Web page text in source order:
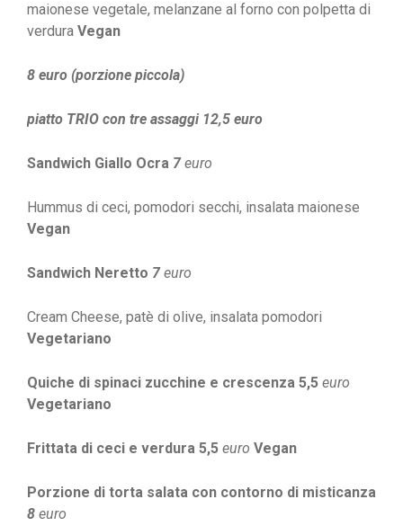
maionese vegetale, melanzane al forno con polpetta di
verdura Vegan
8 euro (porzione piccola)
piatto TRIO con tre assaggi 12,5 euro
Sandwich Giallo Ocra 7euro
Hummus di ceci, pomodori secchi, insalata maionese
Vegan
Sandwich Neretto 7euro
Cream Cheese, patè di olive, insalata pomodori
Vegetariano
Quiche di spinaci zucchine e crescenza 5,5 euro
Vegetariano
Frittata di ceci e verdura 5,5 euro Vegan
Porzione di torta salata con contorno di misticanza
8 euro